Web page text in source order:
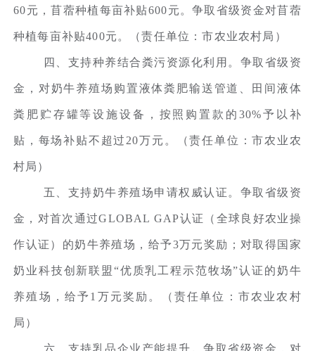
60元，苜蓿种植每亩补贴600元。争取省级资金对苜蓿
种植每亩补贴400元。（责任单位：市农业农村局）
四、支持种养结合粪污资源化利用。争取省级资
金，对奶牛养殖场购置液体粪肥输送管道、田间液体
粪肥贮存罐等设施设备，按照购置款的30%予以补
贴，每场补贴不超过20万元。（责任单位：市农业农
村局）
五、支持奶牛养殖场申请权威认证。争取省级资
金，对首次通过GLOBAL GAP认证（全球良好农业操
作认证）的奶牛养殖场，给予3万元奖励；对取得国家
奶业科技创新联盟“优质乳工程示范牧场”认证的奶牛
养殖场，给予1万元奖励。（责任单位：市农业农村
局）
六、支持乳品企业产能提升。争取省级资金，对